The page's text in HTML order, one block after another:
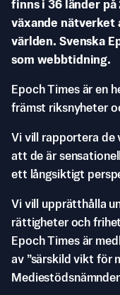
finns i 36 länder på
växande nätverket
världen. Svenska
som webbtidning.
Epoch Times är en
främst riksnyheter
Vi vill rapportera de
att de är
ett långsiktigt
Vi vill upprätthålla
rättigheter och
Epoch Times är
av ”särskild vikt för